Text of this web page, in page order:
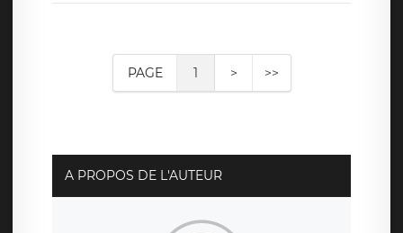
PAGE 1 > >>
A PROPOS DE L'AUTEUR